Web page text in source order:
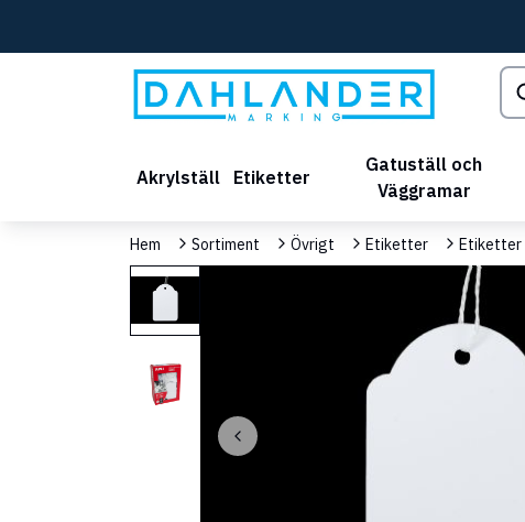
Akrylställ Etiketter
Gatuställ och
Väggramar
Hem Sortiment Övrigt Etiketter Etiketter